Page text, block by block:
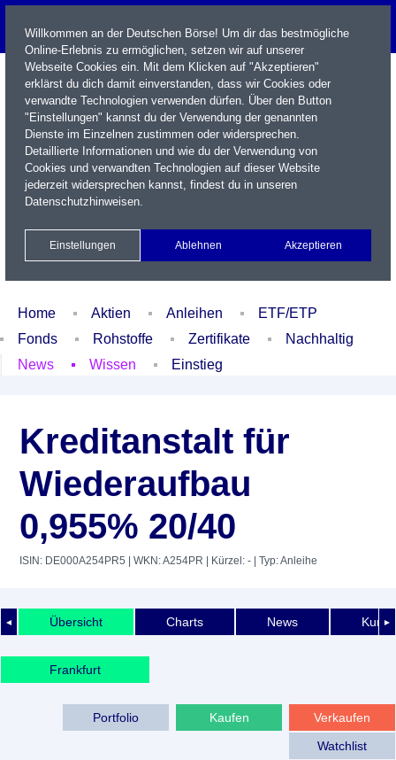
Name / WKN / ISIN / Kürzel
Xetra Realtime
Watchlist Portfolio Login
Home Aktien Anleihen
ETF/ETP
Fonds
Rohstoffe Zertifikate
Nachhaltig
News
Wissen Einstieg
Kreditanstalt für
Wiederaufbau
0,955% 20/40
ISIN: DE000A254PR5 | WKN: A254PR | Kürzel: - | Typ: Anleihe
◄ ►
Übersicht Charts News
Frankfurt
Verkaufen
Kaufen
Portfolio
Watchlist
Willkommen an der Deutschen Börse! Um dir das bestmögliche
Online-Erlebnis zu ermöglichen, setzen wir auf unserer
Webseite Cookies ein. Mit dem Klicken auf "Akzeptieren"
erklärst du dich damit einverstanden, dass wir Cookies oder
verwandte Technologien verwenden dürfen. Über den Button
"Einstellungen" kannst du der Verwendung der genannten
Dienste im Einzelnen zustimmen oder widersprechen.
Detaillierte Informationen und wie du der Verwendung von
Cookies und verwandten Technologien auf dieser Website
jederzeit widersprechen kannst, findest du in unseren
Datenschutzhinweisen.
Einstellungen Ablehnen Akzeptieren